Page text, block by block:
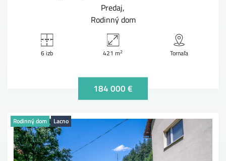
Predaj
Rodinný dom
6 izb 421 m2 Tornaľa
184 000 €
Rodinný dom Lacno